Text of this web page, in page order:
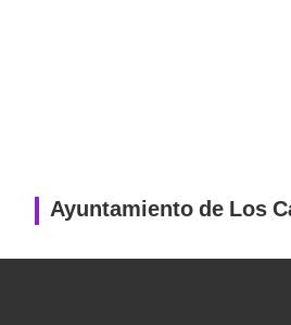
Ayuntamiento de Los